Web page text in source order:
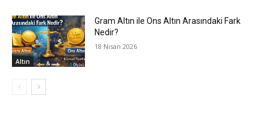
Altın
Gram Altın ile Ons Altın Arasındaki Fark
Nedir?
18 Nisan 2026